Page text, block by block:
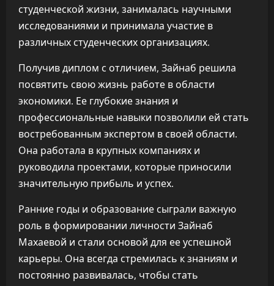
студенческой жизни, занималась научными
исследованиями и принимала участие в
различных студенческих организациях.
Получив диплом с отличием, Зайнаб решила
посвятить свою жизнь работе в области
экономики. Ее глубокие знания и
профессиональные навыки позволили ей стать
востребованным экспертом в своей области.
Она работала в крупных компаниях и
руководила проектами, которые приносили
значительную прибыль и успех.
Ранние годы и образование сыграли важную
роль в формировании личности Зайнаб
Махаевой и стали основой для ее успешной
карьеры. Она всегда стремилась к знаниям и
постоянно развивалась, чтобы стать